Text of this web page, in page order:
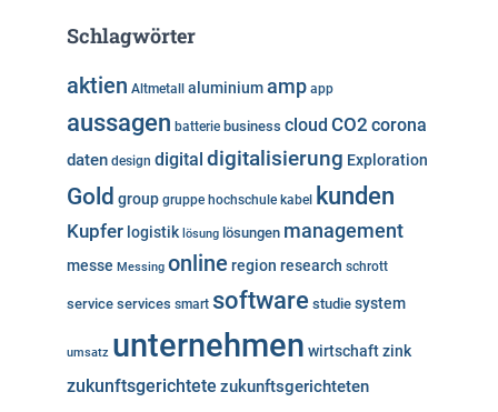
g
r
i
n
Schlagwörter
aktien Altmetall aluminiumamp app
aussagen batterie business cloud CO2 corona
daten design digital digitalisierung Exploration
Gold group gruppe hochschule kabel kunden
Kupfer logistik lösung lösungen management
messe Messing online region research schrott
service services smart software studie system
umsatz unternehmen wirtschaftzink
zukunftsgerichtete zukunftsgerichteten